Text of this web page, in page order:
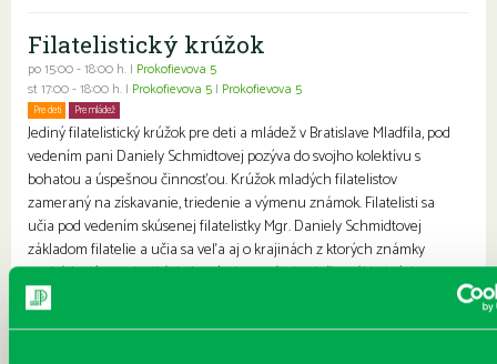
Filatelistický krúžok
po 15:00 - 18:00 h. | Prokofievova 5
st 17:00 - 18:00 h. | Prokofievova 5 | Prokofievova 5
Pre deti Pre mládež
Jediný filatelistický krúžok pre deti a mládež v Bratislave Mladfila, pod
vedením pani Daniely Schmidtovej pozýva do svojho kolektívu s
bohatou a úspešnou činnosťou. Krúžok mladých filatelistov
zameraný na získavanie, triedenie a výmenu známok. Filatelisti sa
učia pod vedením skúsenej filatelistky Mgr. Daniely Schmidtovej
základom filatelie a učia sa veľa aj o krajinách z ktorých známky
pochádzajú o technikách, ktorými sa známky tlačia, základných
motívoch a tvorcoch známok. Mladí filatelisti...